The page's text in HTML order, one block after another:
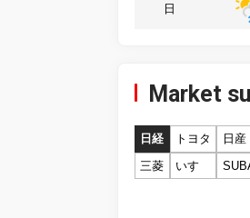
日
Market
日経 トヨタ 日産
三菱
いすゞ